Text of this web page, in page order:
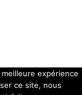
expérience
ce site, nous